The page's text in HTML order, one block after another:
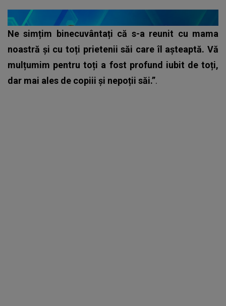
Ne simțim binecuvântați că s-a reunit cu mama
noastră și cu toți prietenii săi care îl așteaptă. Vă
mulțumim pentru toți a fost profund iubit de toți,
dar mai ales de copiii și nepoții săi.”.